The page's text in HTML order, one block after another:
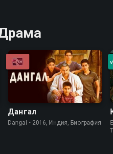
Дангал
Dangal • 2016, Индия, Биография